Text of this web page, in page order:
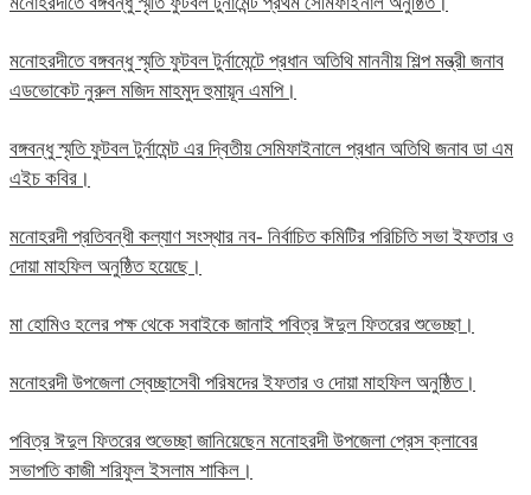
মনোহরদীতে বঙ্গবন্ধু স্মৃতি ফুটবল টুর্নামেন্টে প্রধান অতিথি মাননীয় শিল্প মন্ত্রী জনাব
এডভোকেট নুরুল মজিদ মাহমুদ হুমায়ূন এমপি।
বঙ্গবন্ধু স্মৃতি ফুটবল টুর্নামেন্ট এর দ্বিতীয় সেমিফাইনালে প্রধান অতিথি জনাব ডা এম
এইচ কবির।
মনোহরদী প্রতিবন্ধী কল্যাণ সংস্থার নব- নির্বাচিত কমিটির পরিচিতি সভা ইফতার ও
দোয়া মাহফিল অনুষ্ঠিত হয়েছে।
মা হোমিও হলের পক্ষ থেকে সবাইকে জানাই পবিত্র ঈদুল ফিতরের শুভেচ্ছা।
মনোহরদী উপজেলা স্বেচ্ছাসেবী পরিষদের ইফতার ও দোয়া মাহফিল অনুষ্ঠিত।
পবিত্র ঈদুল ফিতরের শুভেচ্ছা জানিয়েছেন মনোহরদী উপজেলা প্রেস ক্লাবের
সভাপতি কাজী শরিফুল ইসলাম শাকিল।